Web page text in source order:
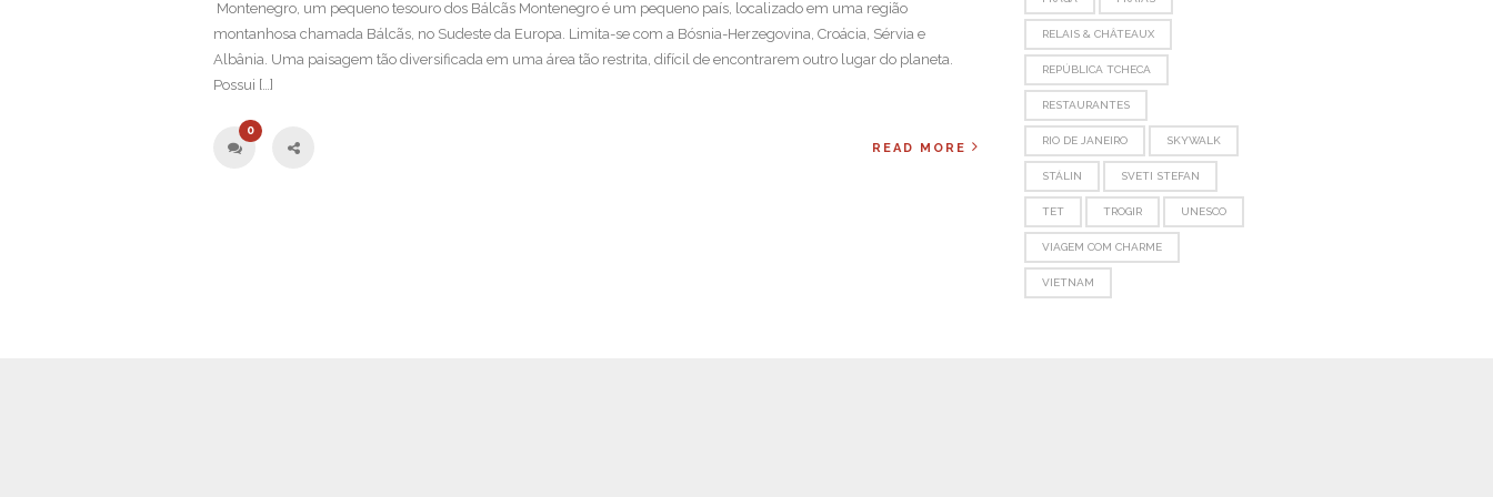
Montenegro, um pequeno tesouro dos Bálcãs Montenegro é um pequeno país, localizado em uma região
montanhosa chamada Bálcãs, no Sudeste da Europa. Limita-se com a Bósnia-Herzegovina, Croácia, Sérvia e
Albânia. Uma paisagem tão diversificada em uma área tão restrita, difícil de encontrarem outro lugar do planeta.
Possui […]
0
READ MORE
RELAIS & CHÂTEAUX
REPÚBLICA TCHECA
RESTAURANTES
RIO DE JANEIRO SKYWALK
STÁLIN SVETI STEFAN
TET TROGIR UNESCO
VIAGEM COM CHARME
VIETNAM